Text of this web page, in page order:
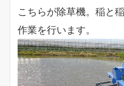
こちらが除草機。稲と
作業を行います。